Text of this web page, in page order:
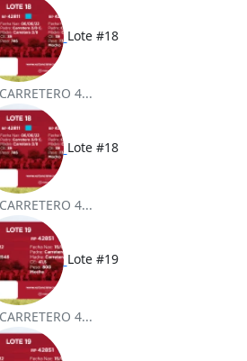
Lote #18
CARRETERO 4...
Lote #18
CARRETERO 4...
Lote #19
CARRETERO 4...